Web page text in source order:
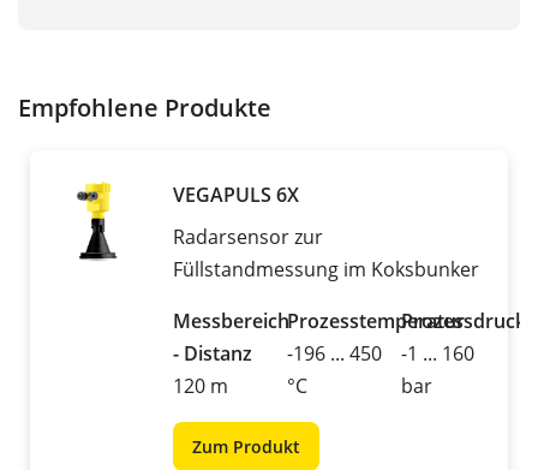
Empfohlene Produkte
VEGAPULS 6X
Radarsensor zur
Füllstandmessung im Koksbunker
Messbereich
- Distanz
120 m
Prozesstemperatur
-196 ... 450
°C
Prozessdruck
-1 ... 160
bar
Zum Produkt